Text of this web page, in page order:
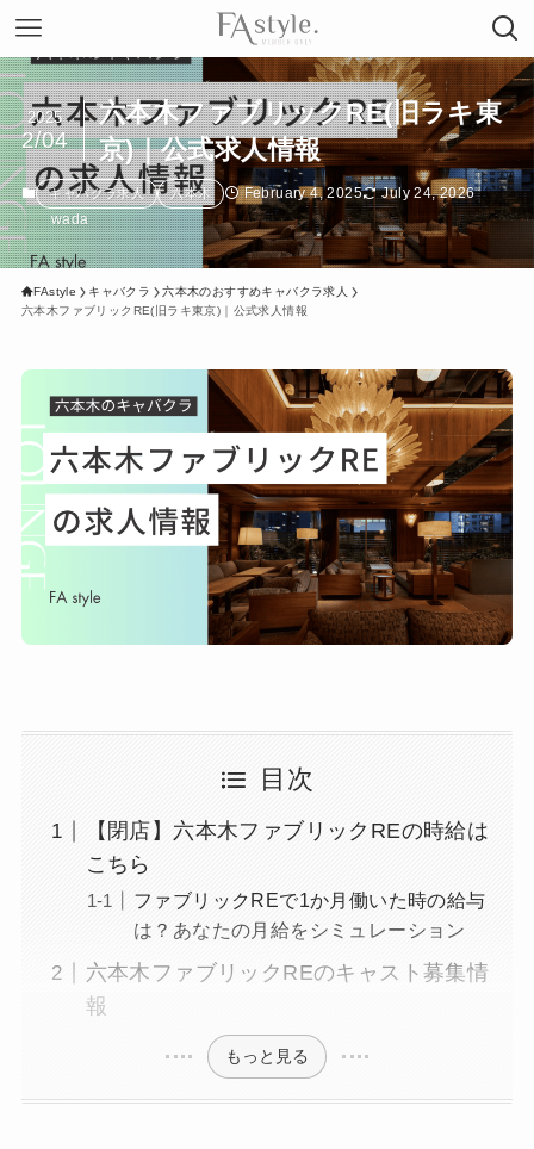
六本木ファブリックRE(旧ラキ東
京)｜公式求人情報
2025
2/04
キャバクラ求人 六本木 February 4, 2025
July 24, 2026
wada
FAstyle キャバクラ
六本木のおすすめキャバクラ求人
六本木ファブリックRE(旧ラキ東京)｜公式求人情報
目次
【閉店】六本木ファブリックREの時給は
こちら
ファブリックREで1か月働いた時の給与
は？あなたの月給をシミュレーション
六本木ファブリックREのキャスト募集情
報
もっと見る